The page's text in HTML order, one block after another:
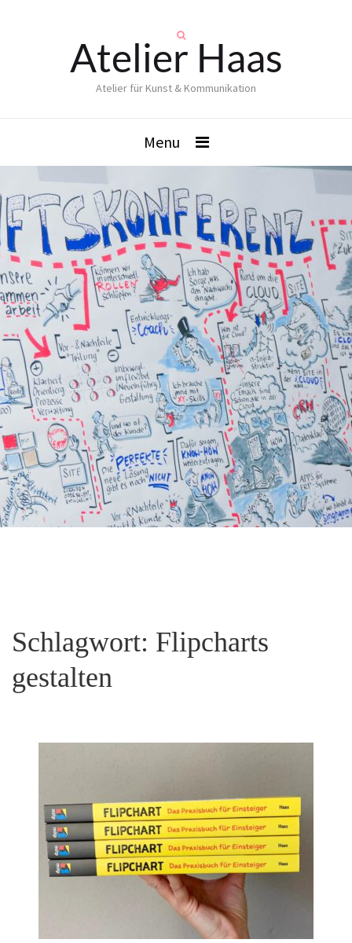
Atelier Haas
Atelier für Kunst & Kommunikation
Menu
Schlagwort: Flipcharts
gestalten